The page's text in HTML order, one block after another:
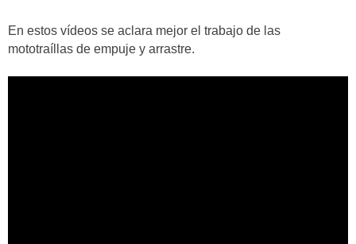
En estos vídeos se aclara mejor el trabajo de las
mototraíllas de empuje y arrastre.